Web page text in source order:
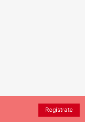
Regístrate